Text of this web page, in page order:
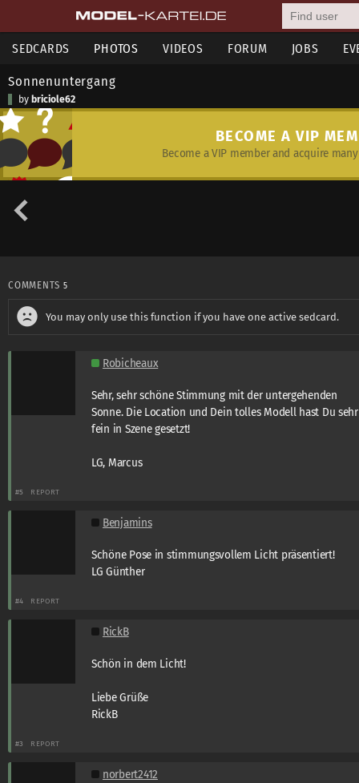
SEDCARDS PHOTOS VIDEOS FORUM JOBS
Sonnenuntergang
by briciole62
BECOME A VIP
Become a VIP member and acquire
COMMENTS 5
You may only use this function if you have one active sedcard.
Robicheaux
Sehr, sehr schöne Stimmung mit der untergehenden
Sonne. Die Location und Dein tolles Modell hast Du sehr
fein in Szene gesetzt!
LG, Marcus
#5 REPORT
Benjamins
Schöne Pose in stimmungsvollem Licht präsentiert!
LG Günther
#4 REPORT
RickB
Schön in dem Licht!
Liebe Grüße
RickB
#3 REPORT
norbert2412